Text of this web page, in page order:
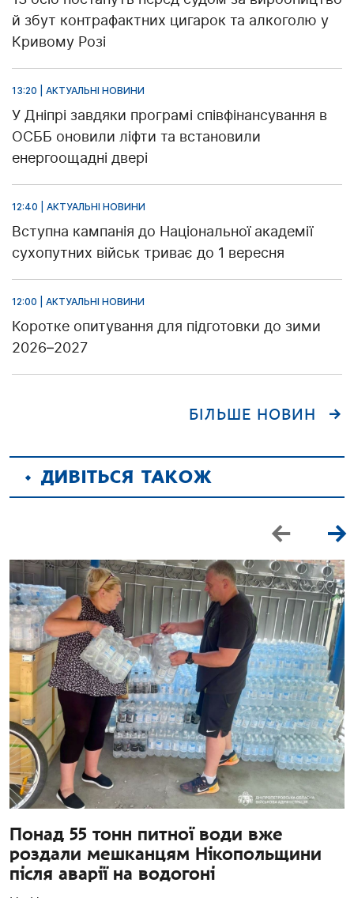
й збут контрафактних цигарок та алкоголю у
Кривому Розі
13:20 | АКТУАЛЬНІ НОВИНИ
У Дніпрі завдяки програмі співфінансування в
ОСББ оновили ліфти та встановили
енергоощадні двері
12:40 | АКТУАЛЬНІ НОВИНИ
Вступна кампанія до Національної академії
сухопутних військ триває до 1 вересня
12:00 | АКТУАЛЬНІ НОВИНИ
Коротке опитування для підготовки до зими
2026–2027
БІЛЬШЕ НОВИН
ДИВІТЬСЯ ТАКОЖ
Понад 55 тонн питної води вже
роздали мешканцям Нікопольщини
після аварії на водогоні